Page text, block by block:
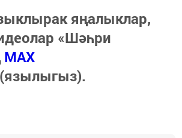
яңалыклар,
«Шәһри
MAX
(язылыгыз).